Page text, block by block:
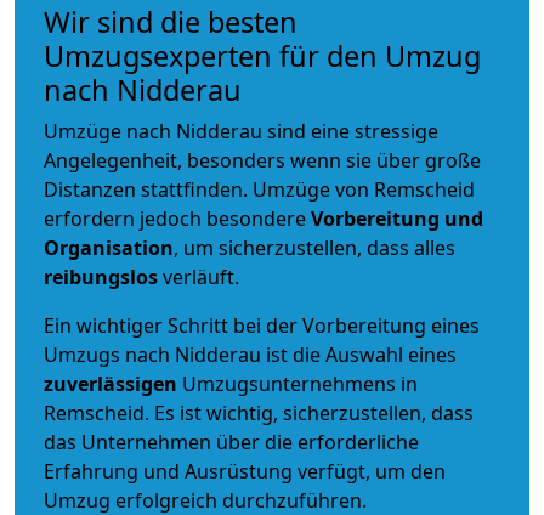
Wir sind die besten
Umzugsexperten für den Umzug
nach Nidderau
Umzüge nach Nidderau sind eine stressige
Angelegenheit, besonders wenn sie über große
Distanzen stattfinden. Umzüge von Remscheid
erfordern jedoch besondereVorbereitung und
Organisation, um sicherzustellen, dass alles
reibungslosverläuft.
Ein wichtiger Schritt bei der Vorbereitung eines
Umzugs nach Nidderau ist die Auswahl eines
zuverlässigen Umzugsunternehmens in
Remscheid. Es ist wichtig, sicherzustellen, dass
das Unternehmen über die erforderliche
Erfahrung und Ausrüstung verfügt, um den
Umzug erfolgreich durchzuführen.